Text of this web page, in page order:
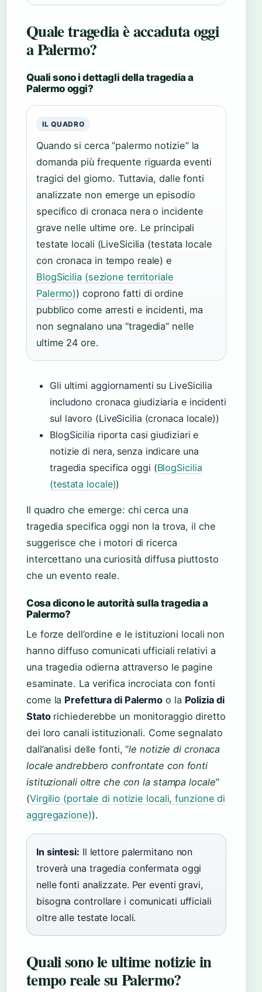
Quale tragedia è accaduta oggi
a Palermo?
Quali sono i dettagli della tragedia a
Palermo oggi?
IL QUADRO
Quando si cerca “palermo notizie” la
domanda più frequente riguarda eventi
tragici del giorno. Tuttavia, dalle fonti
analizzate non emerge un episodio
specifico di cronaca nera o incidente
grave nelle ultime ore. Le principali
testate locali (LiveSicilia (testata locale
con cronaca in tempo reale) e
BlogSicilia (sezione territoriale
Palermo)) coprono fatti di ordine
pubblico come arresti e incidenti, ma
non segnalano una “tragedia” nelle
ultime 24 ore.
Gli ultimi aggiornamenti su LiveSicilia
includono cronaca giudiziaria e incidenti
sul lavoro (LiveSicilia (cronaca locale))
BlogSicilia riporta casi giudiziari e
notizie di nera, senza indicare una
tragedia specifica oggi (BlogSicilia
(testata locale))
Il quadro che emerge: chi cerca una
tragedia specifica oggi non la trova, il che
suggerisce che i motori di ricerca
intercettano una curiosità diffusa piuttosto
che un evento reale.
Cosa dicono le autorità sulla tragedia a
Palermo?
Le forze dell’ordine e le istituzioni locali non
hanno diffuso comunicati ufficiali relativi a
una tragedia odierna attraverso le pagine
esaminate. La verifica incrociata con fonti
come la Prefettura di Palermo o la Polizia di
Statorichiederebbe un monitoraggio diretto
dei loro canali istituzionali. Come segnalato
dall’analisi delle fonti, “le notizie di cronaca
locale andrebbero confrontate con fonti
istituzionali oltre che con la stampa locale”
(Virgilio (portale di notizie locali, funzione di
aggregazione)).
In sintesi: Il lettore palermitano non
troverà una tragedia confermata oggi
nelle fonti analizzate. Per eventi gravi,
bisogna controllare i comunicati ufficiali
oltre alle testate locali.
Quali sono le ultime notizie in
tempo reale su Palermo?